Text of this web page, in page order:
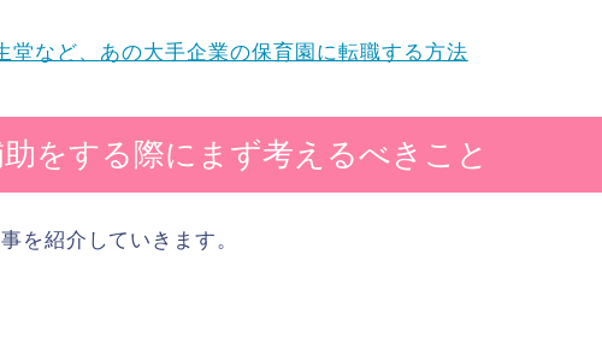
堂など、あの大手企業の保育園に転職する方法
をする際にまず考えるべきこと
を紹介していきます。